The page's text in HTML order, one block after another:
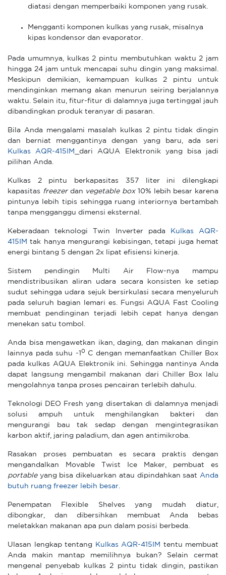
diatasi dengan memperbaiki komponen yang rusak.
Mengganti komponen kulkas yang rusak, misalnya
kipas kondensor dan evaporator.
Pada umumnya, kulkas 2 pintu membutuhkan waktu 2 jam
hingga 24 jam untuk mencapai suhu dingin yang maksimal.
Meskipun demikian, kemampuan kulkas 2 pintu untuk
mendinginkan memang akan menurun seiring berjalannya
waktu. Selain itu, fitur-fitur di dalamnya juga tertinggal jauh
dibandingkan produk teranyar di pasaran.
Bila Anda mengalami masalah kulkas 2 pintu tidak dingin
dan berniat menggantinya dengan yang baru, ada seri
Kulkas AQR-415IM
dari AQUA Elektronik yang bisa jadi
pilihan Anda.
Kulkas 2 pintu berkapasitas 357 liter ini dilengkapi
kapasitas
freezer dan vegetable box
10% lebih besar karena
pintunya lebih tipis sehingga ruang interiornya bertambah
tanpa mengganggu dimensi eksternal.
Keberadaan teknologi Twin Inverter pada
Kulkas AQR-
415IM
tak hanya mengurangi kebisingan, tetapi juga hemat
energi bintang 5 dengan 2x lipat efisiensi kinerja.
Sistem pendingin Multi Air Flow-nya mampu
mendistribusikan aliran udara secara konsisten ke setiap
sudut sehingga udara sejuk bersirkulasi secara menyeluruh
pada seluruh bagian lemari es. Fungsi AQUA Fast Cooling
membuat pendinginan terjadi lebih cepat hanya dengan
menekan satu tombol.
Anda bisa mengawetkan ikan, daging, dan makanan dingin
lainnya pada suhu -1 0 C dengan memanfaatkan Chiller Box
pada kulkas AQUA Elektronik ini. Sehingga nantinya Anda
dapat langsung mengambil makanan dari Chiller Box lalu
mengolahnya tanpa proses pencairan terlebih dahulu.
Teknologi DEO Fresh yang disertakan di dalamnya menjadi
solusi ampuh untuk menghilangkan bakteri dan
mengurangi bau tak sedap dengan mengintegrasikan
karbon aktif, jaring paladium, dan agen antimikroba.
Rasakan proses pembuatan es secara praktis dengan
mengandalkan Movable Twist Ice Maker, pembuat es
portable yang bisa dikeluarkan atau dipindahkan saat Anda
butuh ruang freezer lebih besar
Penempatan Flexible Shelves yang mudah diatur,
dibongkar, dan dibersihkan membuat Anda bebas
meletakkan makanan apa pun dalam posisi berbeda.
Ulasan lengkap tentang Kulkas AQR-415IM
tentu membuat
Anda makin mantap memilihnya bukan? Selain cermat
mengenal penyebab kulkas 2 pintu tidak dingin, pastikan